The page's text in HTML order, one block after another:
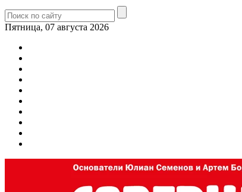
Пятница, 07 августа 2026